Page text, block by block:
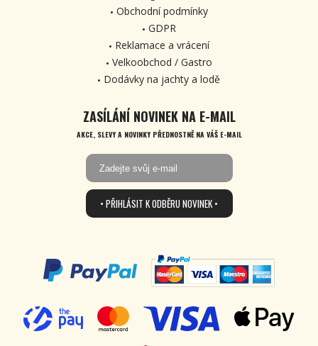
Obchodní podmínky
GDPR
Reklamace a vrácení
Velkoobchod / Gastro
Dodávky na jachty a lodě
ZASÍLÁNÍ NOVINEK NA E-MAIL
AKCE, SLEVY A NOVINKY PŘEDNOSTNĚ NA VÁŠ E-MAIL
• PŘIHLÁSIT K ODBĚRU NOVINEK •